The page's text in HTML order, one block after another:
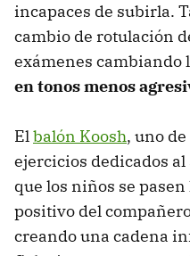
incapaces de subirla.
cambio de rotulación
exámenes cambiando
en tonos menos
Elbalón Koosh, uno
ejercicios dedicados
que los niños se
positivo del
creando una cadena